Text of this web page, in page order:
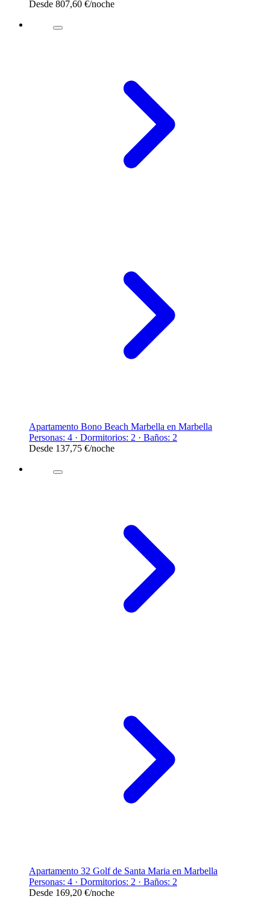
Desde 807,60 €/noche
Apartamento Bono Beach Marbella en Marbella
Personas: 4 · Dormitorios: 2 · Baños: 2
Desde 137,75 €/noche
Apartamento 32 Golf de Santa Maria en Marbella
Personas: 4 · Dormitorios: 2 · Baños: 2
Desde 169,20 €/noche